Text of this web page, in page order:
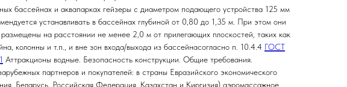
бассейнах и аквапарках гейзеры с диаметром подающего устройства 125 мм
устанавливать в бассейнах глубиной от 0,80 до 1,35 м. При этом они
на расстоянии не менее 2,0 м от прилегающих плоскостей, таких как
колонны и т.п., и вне зон входа/выхода из бассейнасогласно п. 10.4.4 ГОСТ
Аттракционы водные. Безопасность конструкции. Общие требования.
партнеров и покупателей: в страны Евразийского экономического
Беларусь, Российская Федерация, Казахстан и Киргизия) аэромассажное